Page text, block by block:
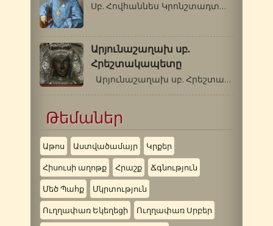
Սբ. Հովհաննես Կրոնշտադտացի (1829-1908…
Արյունաշաղախ սբ.
Հրեշտակապետը
Արյունաշաղախ սբ. Հրեշտակապետը …
Թեմաներ
Աթոս Աստվածամայր Կրքեր
Հիսուսի աղոթք Հրաշք Ճգնություն
Մեծ Պահք Մկրտություն
Ուղղափառ Եկեղեցի Ուղղափառ Սրբեր